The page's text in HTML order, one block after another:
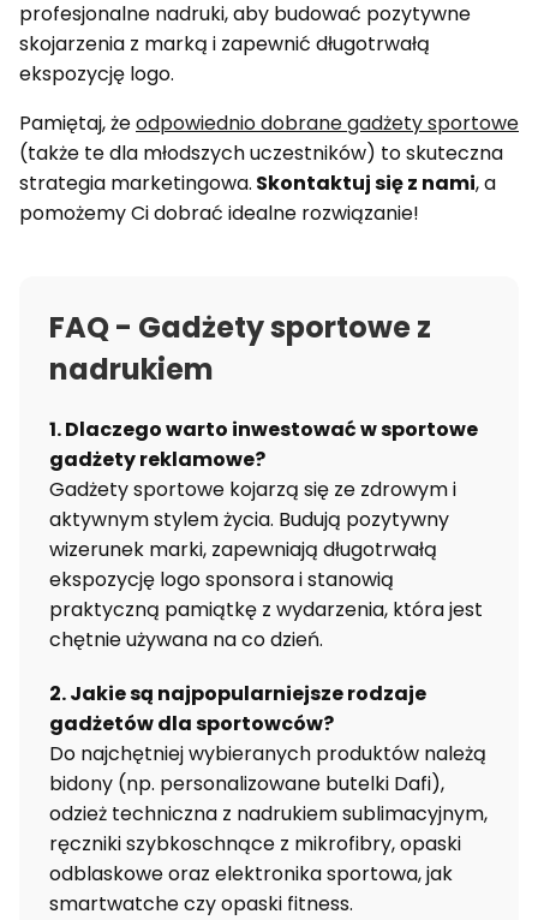
profesjonalne nadruki, aby budować pozytywne
skojarzenia z marką i zapewnić długotrwałą
ekspozycję logo.
Pamiętaj, żeodpowiednio dobrane gadżety sportowe
(także te dla młodszych uczestników) to skuteczna
strategia marketingowa. Skontaktuj się z nami, a
pomożemy Ci dobrać idealne rozwiązanie!
FAQ - Gadżety sportowe z
nadrukiem
1. Dlaczego warto inwestować w sportowe
gadżety reklamowe?
Gadżety sportowe kojarzą się ze zdrowym i
aktywnym stylem życia. Budują pozytywny
wizerunek marki, zapewniają długotrwałą
ekspozycję logo sponsora i stanowią
praktyczną pamiątkę z wydarzenia, która jest
chętnie używana na co dzień.
2. Jakie są najpopularniejsze rodzaje
gadżetów dla sportowców?
Do najchętniej wybieranych produktów należą
bidony (np. personalizowane butelki Dafi),
odzież techniczna z nadrukiem sublimacyjnym,
ręczniki szybkoschnące z mikrofibry, opaski
odblaskowe oraz elektronika sportowa, jak
smartwatche czy opaski fitness.